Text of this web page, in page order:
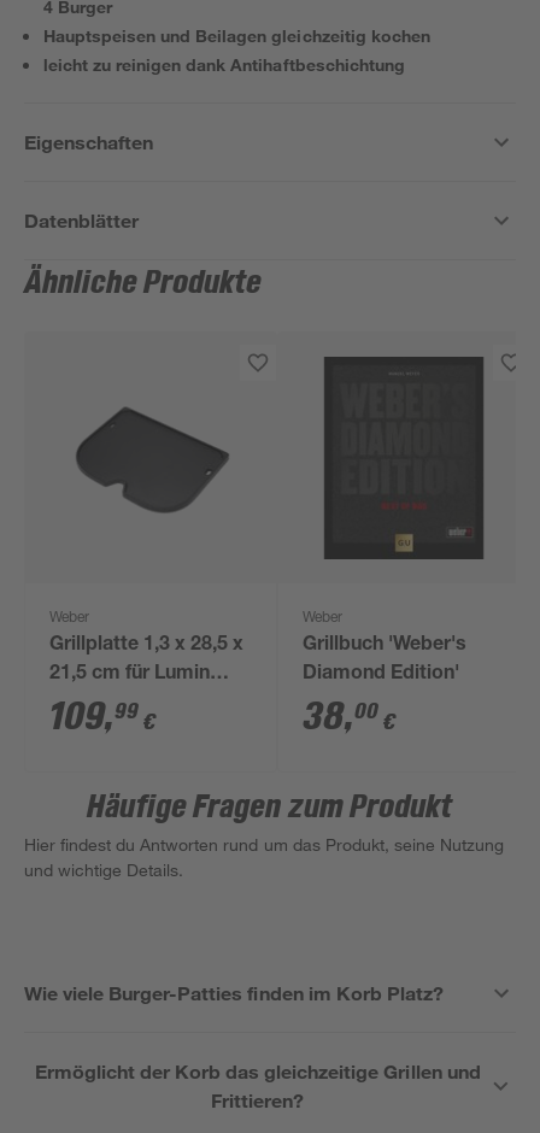
4 Burger
Hauptspeisen und Beilagen gleichzeitig kochen
leicht zu reinigen dank Antihaftbeschichtung
Eigenschaften
Datenblätter
Ähnliche Produkte
Weber
Grillplatte 1,3 x 28,5 x
21,5 cm für Lumin
Compact
109,99 €
Weber
Grillbuch 'Weber's
Diamond Edition'
38,00 €
Häufige Fragen zum Produkt
Hier findest du Antworten rund um das Produkt, seine Nutzung
und wichtige Details.
Wie viele Burger-Patties finden im Korb Platz?
Ermöglicht der Korb das gleichzeitige Grillen und
Frittieren?